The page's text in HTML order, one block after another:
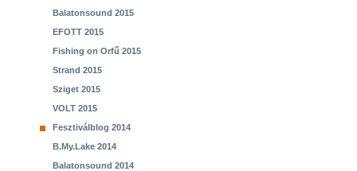
Balatonsound 2015
EFOTT 2015
Fishing on Orfű 2015
Strand 2015
Sziget 2015
VOLT 2015
Fesztiválblog 2014
B.My.Lake 2014
Balatonsound 2014